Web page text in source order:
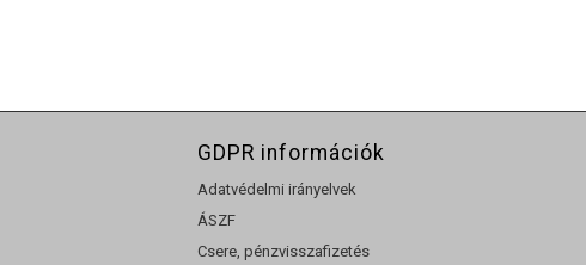
GDPR információk
Adatvédelmi irányelvek
ÁSZF
Csere, pénzvisszafizetés